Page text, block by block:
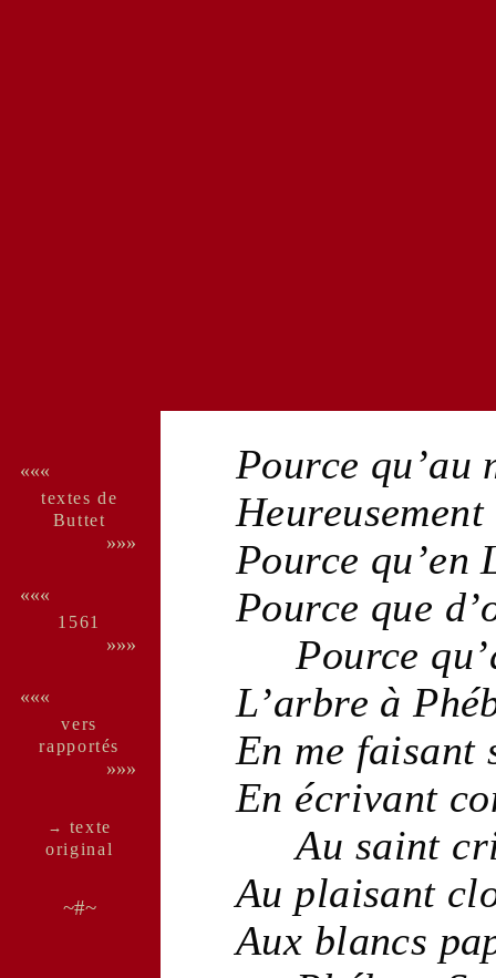
«««
textes de
Buttet
»»»
«««
1561
»»»
«««
vers
rappor­tés
»»»
→ texte
ori­ginal
~#~
Pource qu’au
Pource qu’en
Pource que d’
Pource
L’arbre à
En me faisant
En écrivant
Au saint
Au plaisant
Aux blancs